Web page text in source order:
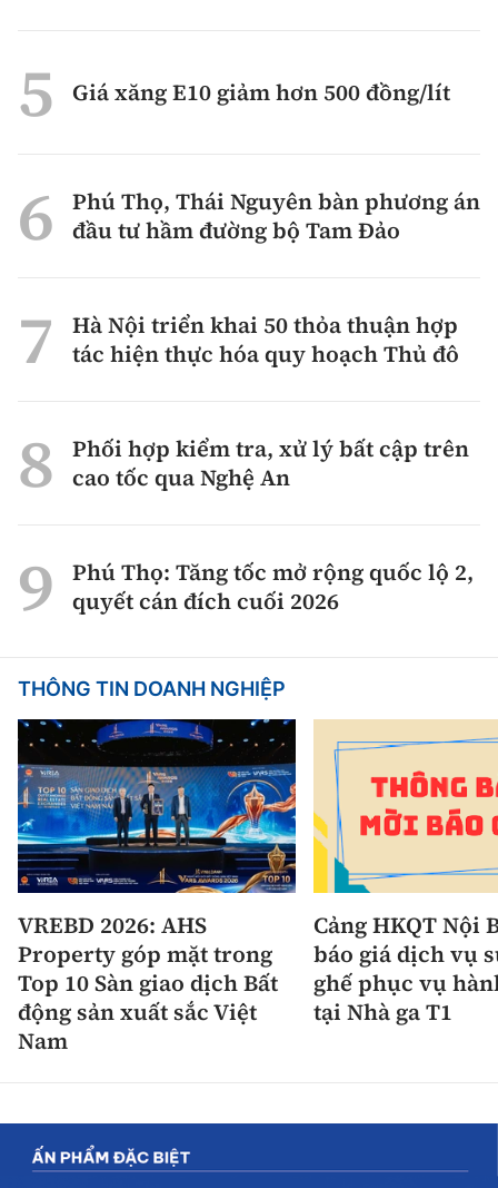
Giá xăng E10 giảm hơn 500 đồng/lít
Phú Thọ, Thái Nguyên bàn phương án
đầu tư hầm đường bộ Tam Đảo
Hà Nội triển khai 50 thỏa thuận hợp
tác hiện thực hóa quy hoạch Thủ đô
Phối hợp kiểm tra, xử lý bất cập trên
cao tốc qua Nghệ An
Phú Thọ: Tăng tốc mở rộng quốc lộ 2,
quyết cán đích cuối 2026
THÔNG TIN DOANH NGHIỆP
VREBD 2026: AHS
Property góp mặt trong
Top 10 Sàn giao dịch Bất
động sản xuất sắc Việt
Nam
Cảng HKQT Nội
báo giá dịch vụ
ghế phục vụ
tại Nhà ga T1